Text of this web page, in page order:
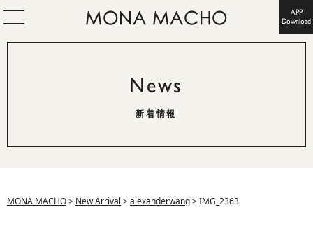
APP
Download
News
新着情報
MONA MACHO> New Arrival >alexanderwang>IMG_2363